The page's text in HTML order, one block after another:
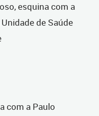
esquina com a
de Saúde
com a Paulo